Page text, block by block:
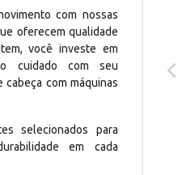
com nossas
oferecem qualidade
você investe em
o cuidado com seu
com máquinas
selecionados para
em cada